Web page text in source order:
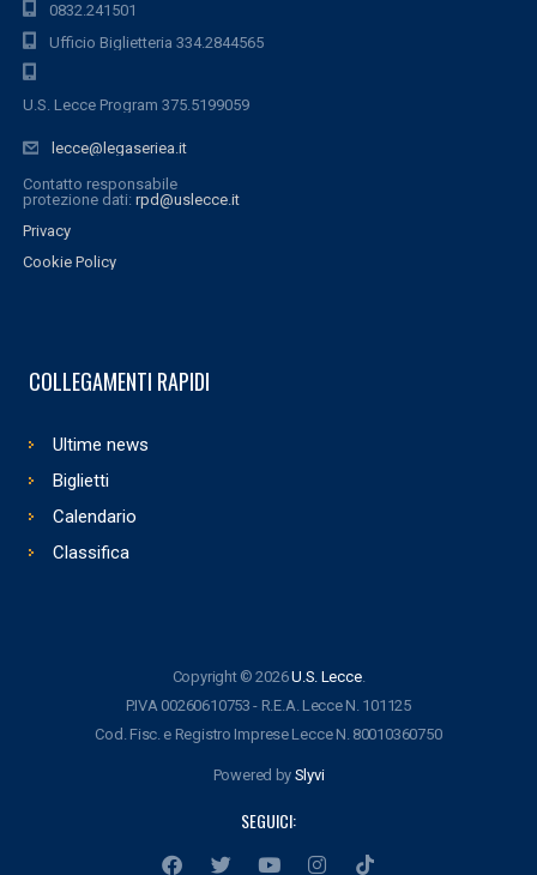
0832.241501
Ufficio Biglietteria 334.2844565
U.S. Lecce Program 375.5199059
lecce@legaseriea.it
Contatto responsabile
protezione dati: rpd@uslecce.it
Privacy
Cookie Policy
COLLEGAMENTI RAPIDI
Ultime news
Biglietti
Calendario
Classifica
Copyright © 2026U.S. Lecce.
P.IVA 00260610753 - R.E.A. Lecce N. 101125
Cod. Fisc. e Registro Imprese Lecce N. 80010360750
Powered by Slyvi
SEGUICI: